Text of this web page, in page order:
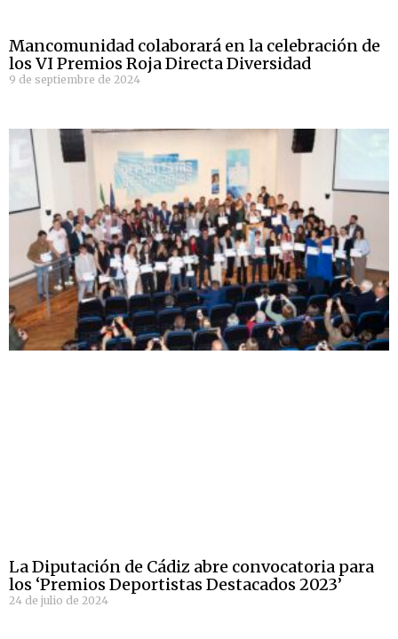
Mancomunidad colaborará en la celebración de
los VI Premios Roja Directa Diversidad
9 de septiembre de 2024
La Diputación de Cádiz abre convocatoria para
los ‘Premios Deportistas Destacados 2023’
24 de julio de 2024